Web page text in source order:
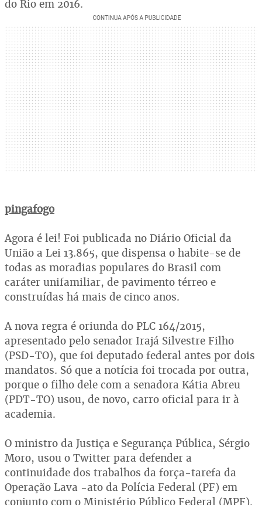
do Rio em 2016.
pingafogo
Agora é lei! Foi publicada no Diário Oficial da
União a Lei 13.865, que dispensa o habite-se de
todas as moradias populares do Brasil com
caráter unifamiliar, de pavimento térreo e
construídas há mais de cinco anos.
A nova regra é oriunda do PLC 164/2015,
apresentado pelo senador Irajá Silvestre Filho
(PSD-TO), que foi deputado federal antes por dois
mandatos. Só que a notícia foi trocada por outra,
porque o filho dele com a senadora Kátia Abreu
(PDT-TO) usou, de novo, carro oficial para ir à
academia.
O ministro da Justiça e Segurança Pública, Sérgio
Moro, usou o Twitter para defender a
continuidade dos trabalhos da força-tarefa da
Operação Lava -ato da Polícia Federal (PF) em
conjunto com o Ministério Público Federal (MPF).